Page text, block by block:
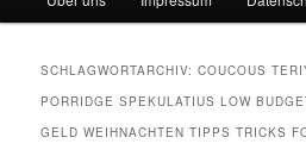
SCHLAGWORTARCHIV:COUCOUS
PORRIDGE SPEKULATIUS LOW
GELD WEIHNACHTEN TIPPS TRICKS